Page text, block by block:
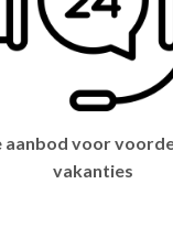
aanbod voor
vakanties